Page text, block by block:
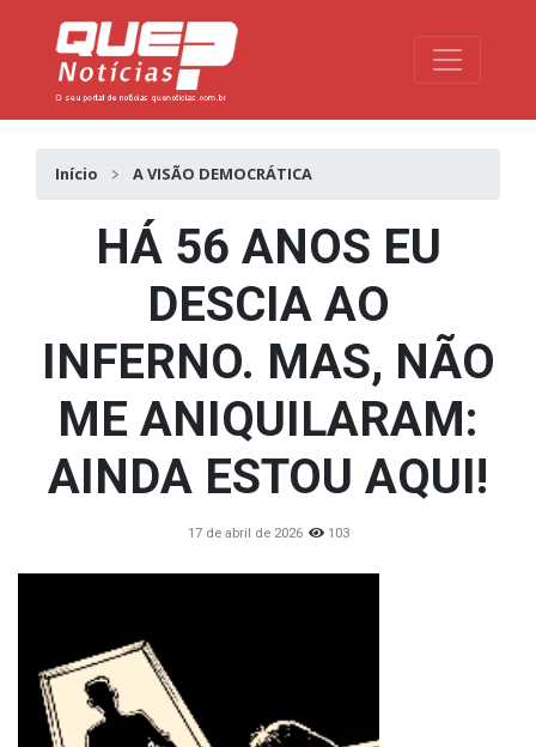
Toggle
Início A VISÃO DEMOCRÁTICA
HÁ 56 ANOS EU
DESCIA AO
INFERNO. MAS, NÃO
ME ANIQUILARAM:
AINDA ESTOU AQUI!
17 de abril de 2026 103